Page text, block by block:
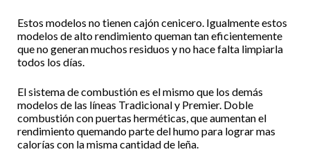
Estos modelos no tienen cajón cenicero. Igualmente estos
modelos de alto rendimiento queman tan eficientemente
que no generan muchos residuos y no hace falta limpiarla
todos los días.
El sistema de combustión es el mismo que los demás
modelos de las líneas Tradicional y Premier. Doble
combustión con puertas herméticas, que aumentan el
rendimiento quemando parte del humo para lograr mas
calorías con la misma cantidad de leña.